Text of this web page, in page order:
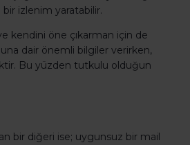
bir izlenim yaratabilir.
kendini öne çıkarman için de
dair önemli bilgiler verirken,
Bu yüzden tutkulu olduğun
bir diğeri ise; uygunsuz bir mail